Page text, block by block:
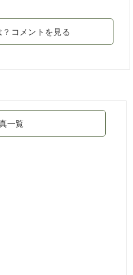
コメントを見る
一覧